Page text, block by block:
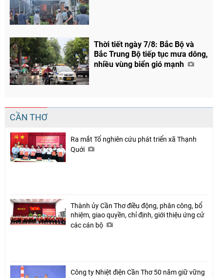
Thời tiết ngày 7/8: Bắc Bộ và
Bắc Trung Bộ tiếp tục mưa dông,
nhiều vùng biển gió mạnh
CẦN THƠ
Ra mắt Tổ nghiên cứu phát triển xã Thạnh
Quới
Thành ủy Cần Thơ điều động, phân công, bổ
nhiệm, giao quyền, chỉ định, giới thiệu ứng cử
các cán bộ
Công ty Nhiệt điện Cần Thơ 50 năm giữ vững